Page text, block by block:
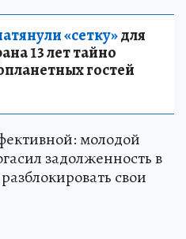
«сетку»для
13 лет тайно
гостей
молодой
задолженность в
свои